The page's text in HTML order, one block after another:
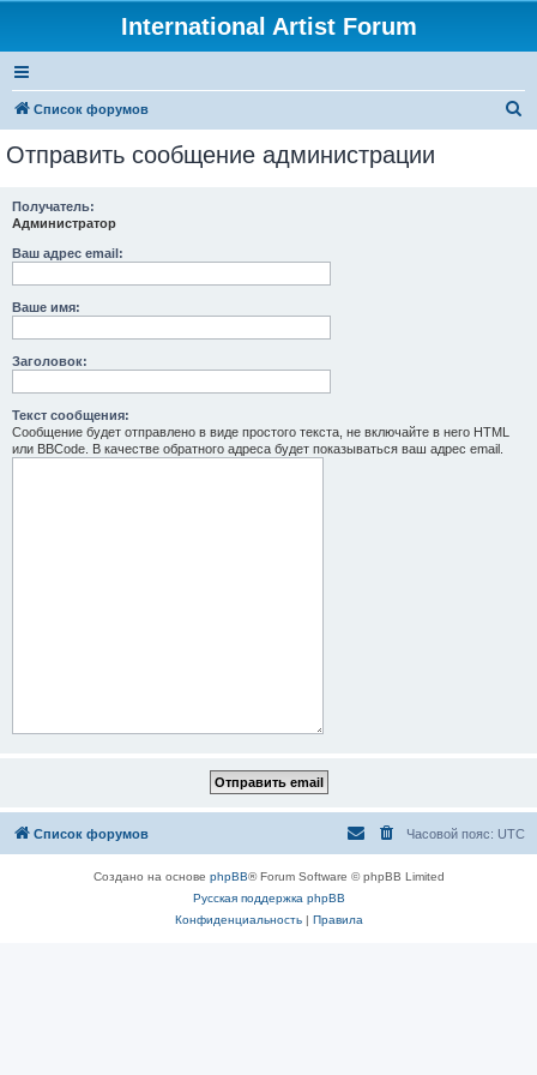
International Artist Forum
Список форумов
Отправить сообщение администрации
Получатель:
Администратор
Ваш адрес email:
Ваше имя:
Заголовок:
Текст сообщения:
Сообщение будет отправлено в виде простого текста, не включайте в него HTML
или BBCode. В качестве обратного адреса будет показываться ваш адрес email.
Список форумов Часовой пояс: UTC
Создано на основе phpBB® Forum Software © phpBB Limited
Русская поддержка phpBB
Конфиденциальность| Правила